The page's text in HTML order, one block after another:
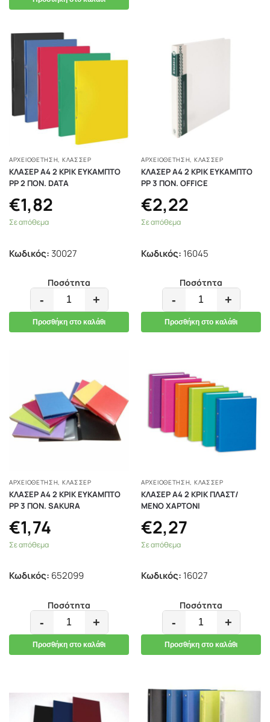
ΑΡΧΕΙΟΘΕΤΗΣΗ, ΚΛΑΣΣΈΡ
ΚΛΑΣΕΡ Α4 2 ΚΡΙΚ ΕΥΚΑΜΠΤΟ
ΡΡ 2 ΠΟΝ. DATA
€1,82
Σε απόθεμα
Κωδικός: 30027
Ποσότητα
- +
Προσθήκη στο καλάθι
ΑΡΧΕΙΟΘΕΤΗΣΗ, ΚΛΑΣΣΈΡ
ΚΛΑΣΕΡ Α4 2 ΚΡΙΚ ΕΥΚΑΜΠΤΟ
ΡΡ 3 ΠΟΝ. OFFICE
€2,22
Σε απόθεμα
Κωδικός: 16045
Ποσότητα
- +
Προσθήκη στο καλάθι
ΑΡΧΕΙΟΘΕΤΗΣΗ, ΚΛΑΣΣΈΡ
ΚΛΑΣΕΡ Α4 2 ΚΡΙΚ ΕΥΚΑΜΠΤΟ
ΡΡ 3 ΠΟΝ. SAKURA
€1,74
Σε απόθεμα
Κωδικός: 652099
Ποσότητα
- +
Προσθήκη στο καλάθι
ΑΡΧΕΙΟΘΕΤΗΣΗ, ΚΛΑΣΣΈΡ
ΚΛΑΣΕΡ Α4 2 ΚΡΙΚ ΠΛΑΣΤ/
ΜΕΝΟ ΧΑΡΤΟΝΙ
€2,27
Σε απόθεμα
Κωδικός: 16027
Ποσότητα
- +
Προσθήκη στο καλάθι